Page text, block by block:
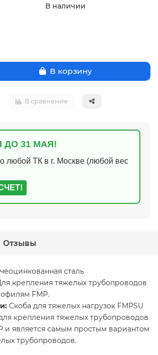
В наличии
В корзину
В сравнение
ДО 31 МАЯ!
любой ТК в г. Москве (любой вес
Отзывы
сталь
крепления тяжелых трубопроводов
FMP.
Скоба для тяжелых нагрузок FMPSU
крепления тяжелых трубопроводов
и является самым простым вариантом
трубопроводов.